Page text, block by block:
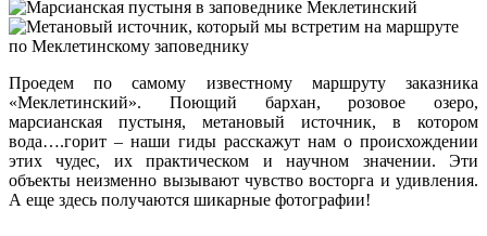
Проедем по самому известному маршруту заказника
«Меклетинский». Поющий бархан, розовое озеро,
марсианская пустыня, метановый источник, в котором
вода….горит – наши гиды расскажут нам о происхождении
этих чудес, их практическом и научном значении. Эти
объекты неизменно вызывают чувство восторга и удивления.
А еще здесь получаются шикарные фотографии!